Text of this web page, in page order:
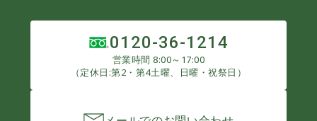
0120-36-1214
営業時間 8:00～17:00
（定休日:第2・第4土曜、日曜・祝祭日）